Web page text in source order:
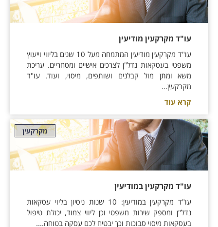
עו"ד מקרקעין מודיעין
עו"ד מקרקעין מודיעין המתמחה מעל 10 שנים בליווי וייעוץ
משפטי בעסקאות נדל"ן לצרכים אישיים ומסחריים. עריכת
משא ומתן מול קבלנים ושותפים, מיסוי, ועוד. עו"ד
מקרקעין...
קרא עוד
מקרקעין
עו"ד מקרקעין במודיעין
עו"ד מקרקעין במודיעין: 10 שנות ניסיון בליוי עסקאות
נדל"ן ומספק שירות משפטי וכן ליווי צמוד, יכולת טיפול
בעסקאות מיסוי סבוכות וכך יבטיח לכם עסקה בטוחה....